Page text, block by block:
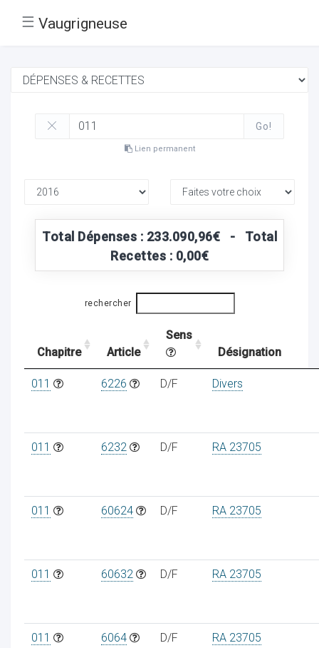
☰ Vaugrigneuse
Go!
Lien permanent
Total Dépenses : 233.090,96€ - Total
Recettes : 0,00€
rechercher
Chapitre Article
Sens
Désignation
011 6226 D/F Divers
011 6232 D/F RA 23705
011 60624 D/F RA 23705
011 60632 D/F RA 23705
011 6064 D/F RA 23705